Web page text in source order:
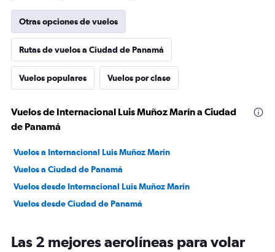
Otras opciones de vuelos
Rutas de vuelos a Ciudad de Panamá
Vuelos populares Vuelos por clase
Vuelos de Internacional Luis Muñoz Marín a Ciudad
de Panamá
Vuelos a Internacional Luis Muñoz Marín
Vuelos a Ciudad de Panamá
Vuelos desde Internacional Luis Muñoz Marín
Vuelos desde Ciudad de Panamá
Las 2 mejores aerolíneas para volar